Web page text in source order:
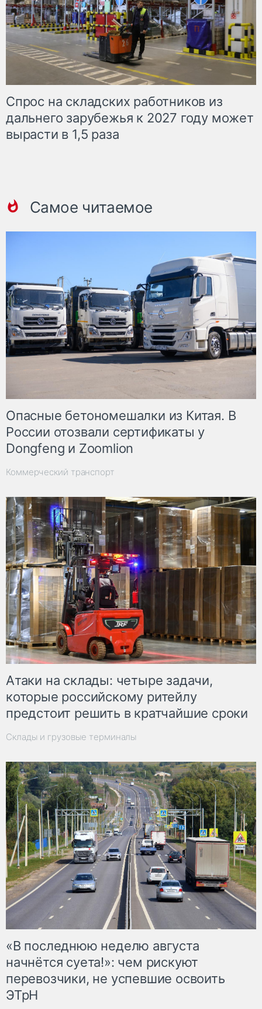
Спрос на складских работников из
дальнего зарубежья к 2027 году может
вырасти в 1,5 раза
Самое читаемое
Опасные бетономешалки из Китая. В
России отозвали сертификаты у
Dongfeng и Zoomlion
Коммерческий транспорт
Атаки на склады: четыре задачи,
которые российскому ритейлу
предстоит решить в кратчайшие сроки
Склады и грузовые терминалы
«В последнюю неделю августа
начнётся суета!»: чем рискуют
перевозчики, не успевшие освоить
ЭТрН